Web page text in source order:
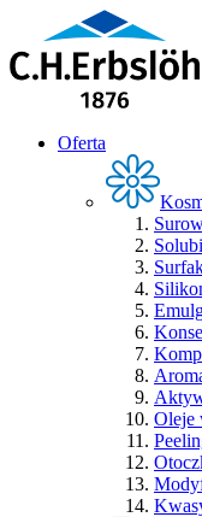
Oferta
Oleje